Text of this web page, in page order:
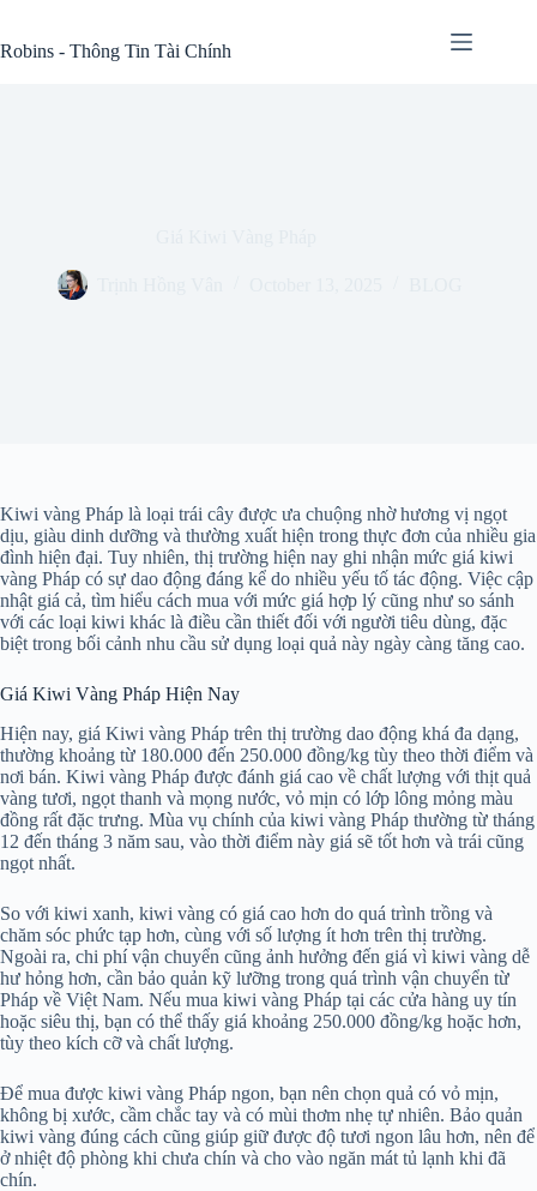
content
Robins - Thông Tin Tài Chính
Kiwi vàng Pháp là loại trái cây được ưa chuộng nhờ hương vị ngọt
dịu, giàu dinh dưỡng và thường xuất hiện trong thực đơn của nhiều gia
đình hiện đại. Tuy nhiên, thị trường hiện nay ghi nhận mức giá kiwi
vàng Pháp có sự dao động đáng kể do nhiều yếu tố tác động. Việc cập
nhật giá cả, tìm hiểu cách mua với mức giá hợp lý cũng như so sánh
với các loại kiwi khác là điều cần thiết đối với người tiêu dùng, đặc
biệt trong bối cảnh nhu cầu sử dụng loại quả này ngày càng tăng cao.
Giá Kiwi Vàng Pháp Hiện Nay
Hiện nay, giá Kiwi vàng Pháp trên thị trường dao động khá đa dạng,
thường khoảng từ 180.000 đến 250.000 đồng/kg tùy theo thời điểm và
nơi bán. Kiwi vàng Pháp được đánh giá cao về chất lượng với thịt quả
vàng tươi, ngọt thanh và mọng nước, vỏ mịn có lớp lông mỏng màu
đồng rất đặc trưng. Mùa vụ chính của kiwi vàng Pháp thường từ tháng
12 đến tháng 3 năm sau, vào thời điểm này giá sẽ tốt hơn và trái cũng
ngọt nhất.
So với kiwi xanh, kiwi vàng có giá cao hơn do quá trình trồng và
chăm sóc phức tạp hơn, cùng với số lượng ít hơn trên thị trường.
Ngoài ra, chi phí vận chuyển cũng ảnh hưởng đến giá vì kiwi vàng dễ
hư hỏng hơn, cần bảo quản kỹ lưỡng trong quá trình vận chuyển từ
Pháp về Việt Nam. Nếu mua kiwi vàng Pháp tại các cửa hàng uy tín
hoặc siêu thị, bạn có thể thấy giá khoảng 250.000 đồng/kg hoặc hơn,
tùy theo kích cỡ và chất lượng.
Để mua được kiwi vàng Pháp ngon, bạn nên chọn quả có vỏ mịn,
không bị xước, cầm chắc tay và có mùi thơm nhẹ tự nhiên. Bảo quản
kiwi vàng đúng cách cũng giúp giữ được độ tươi ngon lâu hơn, nên để
ở nhiệt độ phòng khi chưa chín và cho vào ngăn mát tủ lạnh khi đã
chín.